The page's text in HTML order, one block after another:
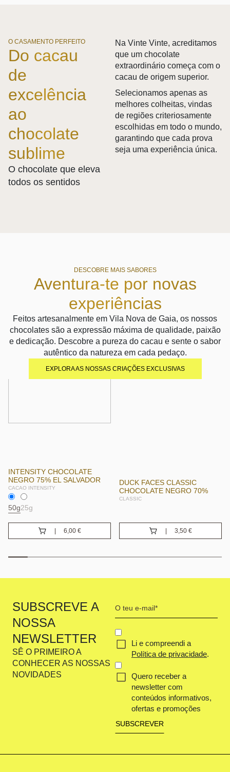
O CASAMENTO PERFEITO
Do cacau
de
excelência
ao
chocolate
sublime
O chocolate que eleva
todos os sentidos
Na Vinte Vinte, acreditamos
que um chocolate
extraordinário começa com o
cacau de origem superior.
Selecionamos apenas as
melhores colheitas, vindas
de regiões criteriosamente
escolhidas em todo o mundo,
garantindo que cada prova
seja uma experiência única.
DESCOBRE MAIS SABORES
Aventura-te por novas
experiências
Feitos artesanalmente em Vila Nova de Gaia, os nossos
chocolates são a expressão máxima de qualidade, paixão
e dedicação. Descobre a pureza do cacau e sente o sabor
autêntico da natureza em cada pedaço.
EXPLORA AS NOSSAS CRIAÇÕES EXCLUSIVAS
INTENSITY CHOCOLATE
NEGRO 75% EL SALVADOR
CACAO INTENSITY
50g25g
6,00 €
DUCK FACES CLASSIC
CHOCOLATE NEGRO 70%
CLASSIC
3,50 €
SUBSCREVE A
NOSSA
NEWSLETTER
SÊ O PRIMEIRO A
CONHECER AS NOSSAS
NOVIDADES
Your
CONCENT
(OBRIGATÓRIO)
Li e compreendi a
Política de privacidade.
Quero receber a
newsletter com
conteúdos informativos,
ofertas e promoções